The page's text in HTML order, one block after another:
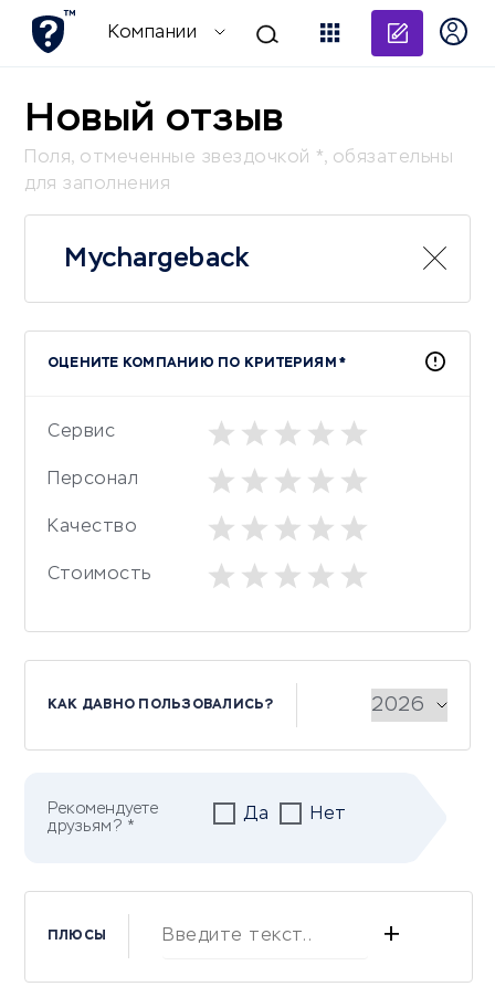
Компании
Новый отзыв
Поля, отмеченные звездочкой *, обязательны
для заполнения
Mychargeback
ОЦЕНИТЕ КОМПАНИЮ ПО КРИТЕРИЯМ *
Сервис
Персонал
Качество
Стоимость
КАК ДАВНО ПОЛЬЗОВАЛИСЬ?
Рекомендуете
друзьям? *
Да Нет
ПЛЮСЫ +